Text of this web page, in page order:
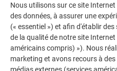
La galerie de références
polyvalence de
impressionnants avec les
durables de PREFA pour
façades.
Nous utilisons sur ce site
des données, à assurer une
(« essentiel ») et afin d'établir
de la qualité de notre site
américains compris) »). Nous
marketing et avons recours à